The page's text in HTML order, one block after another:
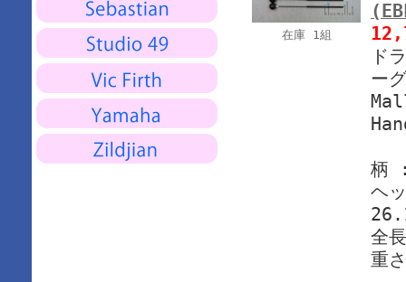
在庫 1組
ド
ー
柄 :
ヘ
全
重